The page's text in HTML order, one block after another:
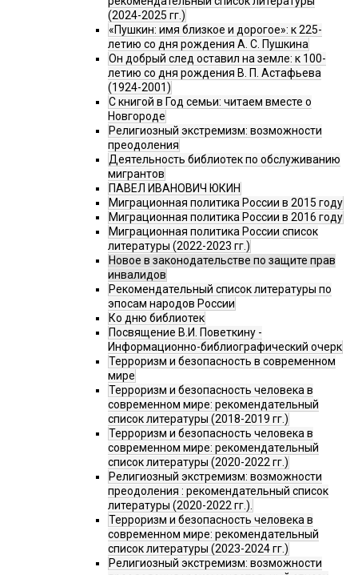
(2024-2025 гг.)
«Пушкин: имя близкое и дорогое»: к 225-
летию со дня рождения А. С. Пушкина
Он добрый след оставил на земле: к 100-
летию со дня рождения В. П. Астафьева
(1924-2001)
С книгой в Год семьи: читаем вместе о
Новгороде
Религиозный экстремизм: возможности
преодоления
Деятельность библиотек по обслуживанию
мигрантов
ПАВЕЛ ИВАНОВИЧ ЮКИН
Миграционная политика России в 2015 году
Миграционная политика России в 2016 году
Миграционная политика России список
литературы (2022-2023 гг.)
Новое в законодательстве по защите прав
инвалидов
Рекомендательный список литературы по
эпосам народов России
Ко дню библиотек
Посвящение В.И. Поветкину -
Информационно-библиографический очерк
Терроризм и безопасность в современном
мире
Терроризм и безопасность человека в
современном мире: рекомендательный
список литературы (2018-2019 гг.)
Терроризм и безопасность человека в
современном мире: рекомендательный
список литературы (2020-2022 гг.)
Религиозный экстремизм: возможности
преодоления : рекомендательный список
литературы (2020-2022 гг.).
Терроризм и безопасность человека в
современном мире: рекомендательный
список литературы (2023-2024 гг.)
Религиозный экстремизм: возможности